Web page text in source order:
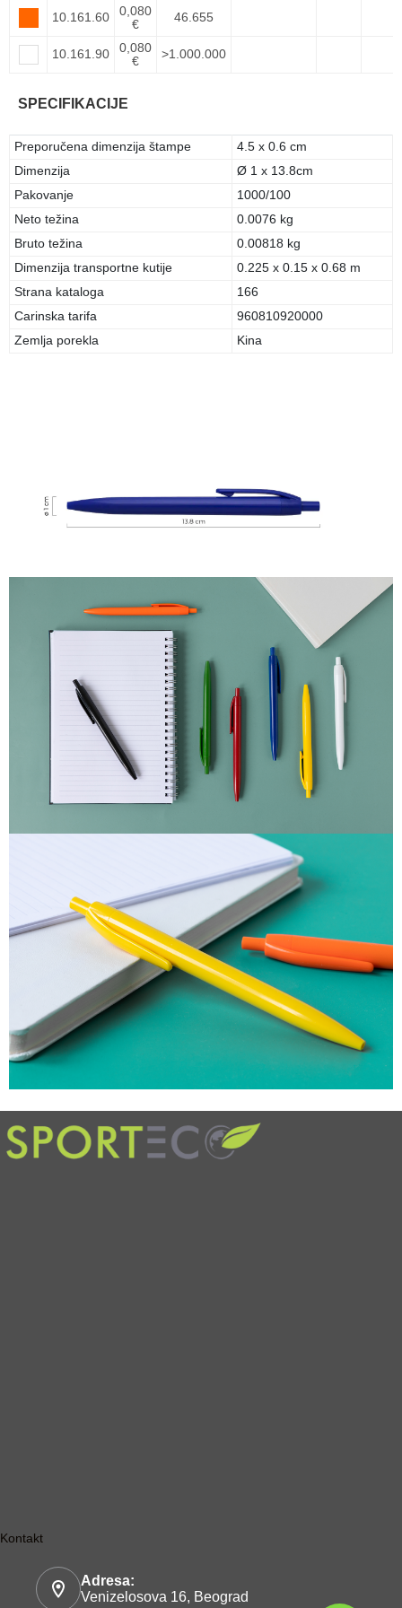
10.161.60
0,080
€
46.655
10.161.90
0,080
€
>1.000.000
SPECIFIKACIJE
Preporučena dimenzija štampe
4.5 x 0.6 cm
Dimenzija
Ø 1 x 13.8cm
Pakovanje
1000/100
Neto težina
0.0076 kg
Bruto težina
0.00818 kg
Dimenzija transportne kutije
0.225 x 0.15 x 0.68 m
Strana kataloga
166
Carinska tarifa
960810920000
Zemlja porekla
Kina
Kontakt
Adresa:
Venizelosova 16, Beograd